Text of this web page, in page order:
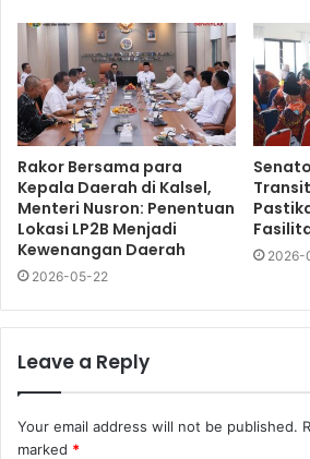
Rakor Bersama para
Kepala Daerah di Kalsel,
Menteri Nusron: Penentuan
Lokasi LP2B Menjadi
Kewenangan Daerah
2026-05-22
2026-
Leave a Reply
Your email address will not be published.
marked *